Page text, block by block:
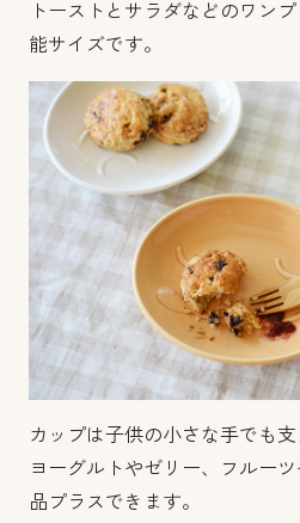
トーストとサラダなどのワン
能サイズです。
カップは子供の小さな手でも支
ヨーグルトやゼリー、フルー
品プラスできます。